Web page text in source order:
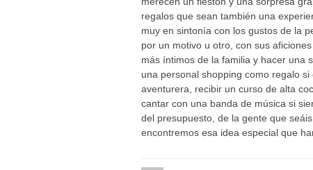
regalos que sean también una
muy en sintonía con los gustos de la
por un motivo u otro, con sus
más íntimos de la familia y hacer una
una personal shopping como regalo
aventurera, recibir un curso de alta
cantar con una banda de música si
del presupuesto, de la gente que
encontremos esa idea especial que